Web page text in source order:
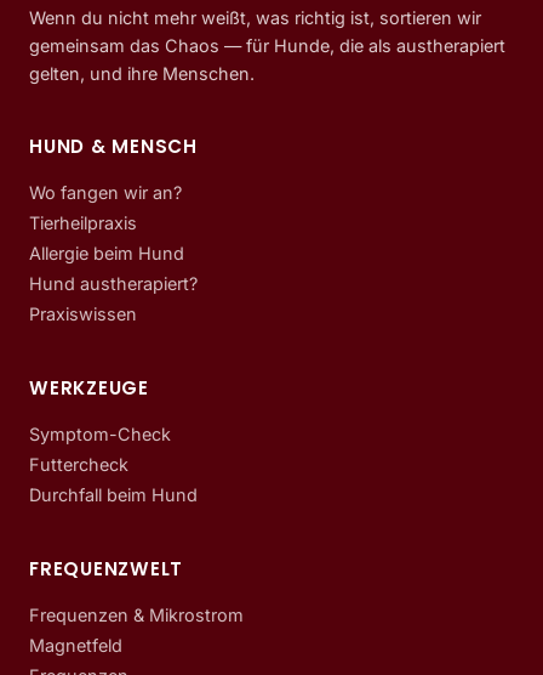
Wenn du nicht mehr weißt, was richtig ist, sortieren wir
gemeinsam das Chaos — für Hunde, die als austherapiert
gelten, und ihre Menschen.
HUND & MENSCH
Wo fangen wir an?
Tierheilpraxis
Allergie beim Hund
Hund austherapiert?
Praxiswissen
WERKZEUGE
Symptom-Check
Futtercheck
Durchfall beim Hund
FREQUENZWELT
Frequenzen & Mikrostrom
Magnetfeld